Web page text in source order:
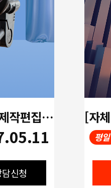
[멀티미디어]생성형AI활용 영상제작편집(UI/UX디자인,프리미어,에프터이펙트,ChatGPT)
신청
평일